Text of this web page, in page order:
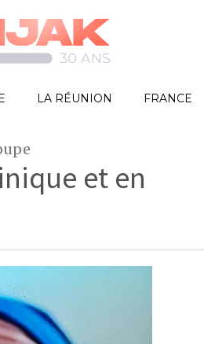
LA RÉUNION FRANCE
et en